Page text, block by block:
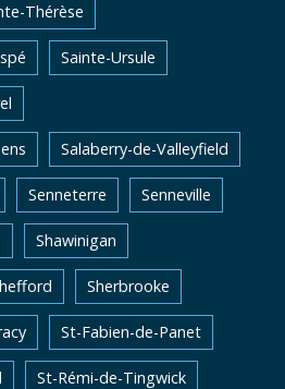
Thérèse
Sainte-Ursule
Salaberry-de-Valleyfield
Senneterre Senneville
Shawinigan
Sherbrooke
St-Fabien-de-Panet
St-Rémi-de-Tingwick